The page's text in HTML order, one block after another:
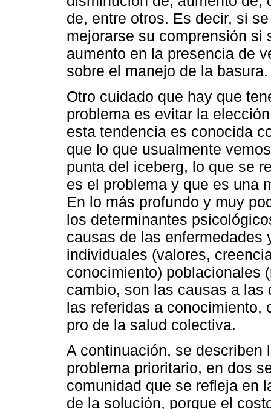
de, entre otros. Es decir, si
mejorarse su comprensión si
aumento en la presencia de
sobre el manejo de la basura.
Otro cuidado que hay que
problema es evitar la
esta tendencia es conocida
que lo que usualmente
punta del iceberg, lo que se
es el problema y que es una
En lo más profundo y muy
los determinantes
causas de las enfermedades
individuales (valores,
conocimiento) poblacionales
cambio, son las causas a las
las referidas a conocimiento,
pro de la salud colectiva.
A continuación, se describen
problema prioritario, en dos
comunidad que se refleja en
de la solución, porque el